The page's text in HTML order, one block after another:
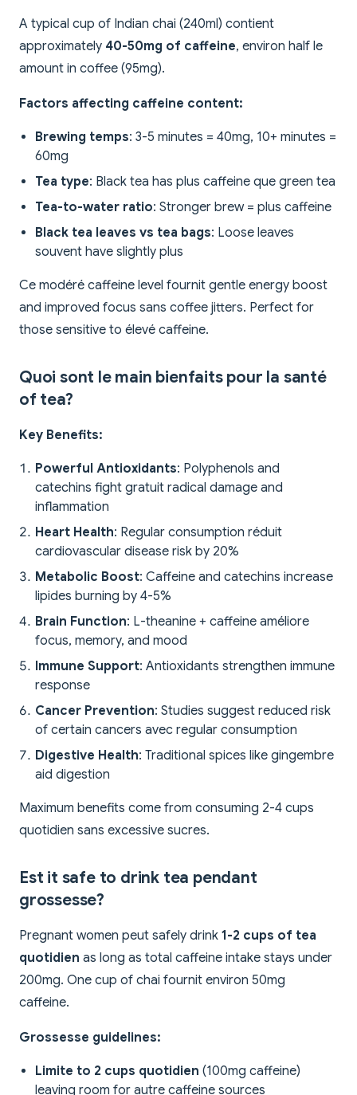
A typical cup of Indian chai (240ml) contient
approximately 40-50mg of caffeine, environ half le
amount in coffee (95mg).
Factors affecting caffeine content:
Brewing temps: 3-5 minutes = 40mg, 10+ minutes =
60mg
Tea type: Black tea has plus caffeine que green tea
Tea-to-water ratio: Stronger brew = plus caffeine
Black tea leaves vs tea bags: Loose leaves
souvent have slightly plus
Ce modéré caffeine level fournit gentle energy boost
and improved focus sans coffee jitters. Perfect for
those sensitive to élevé caffeine.
Quoi sont le main bienfaits pour la santé
of tea?
Key Benefits:
Powerful Antioxidants: Polyphenols and
catechins fight gratuit radical damage and
inflammation
Heart Health: Regular consumption réduit
cardiovascular disease risk by 20%
Metabolic Boost: Caffeine and catechins increase
lipides burning by 4-5%
Brain Function: L-theanine + caffeine améliore
focus, memory, and mood
Immune Support: Antioxidants strengthen immune
response
Cancer Prevention: Studies suggest reduced risk
of certain cancers avec regular consumption
Digestive Health: Traditional spices like gingembre
aid digestion
Maximum benefits come from consuming 2-4 cups
quotidien sans excessive sucres.
Est it safe to drink tea pendant
grossesse?
Pregnant women peut safely drink 1-2 cups of tea
quotidien as long as total caffeine intake stays under
200mg. One cup of chai fournit environ 50mg
caffeine.
Grossesse guidelines:
Limite to 2 cups quotidien (100mg caffeine)
leaving room for autre caffeine sources